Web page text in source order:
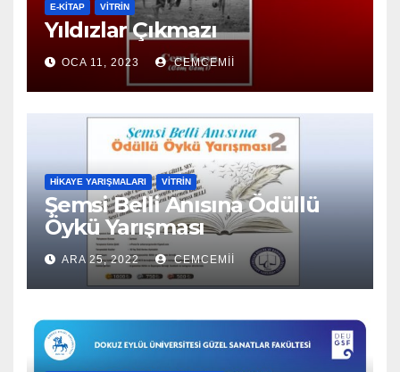
E-KİTAP VITRIN
Yıldızlar Çıkmazı
OCA 11, 2023 CEMCEMII
HIKAYE YARIŞMALARI VITRIN
Şemsi Belli Anısına Ödüllü
Öykü Yarışması
ARA 25, 2022 CEMCEMII